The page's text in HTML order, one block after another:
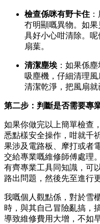
檢查係咪有野卡住
冇明顯嘅異物。如
具好小心咁清除。
扇葉。
清潔塵埃 ：如果係
吸塵機，仔細清理
清潔乾淨，把風扇就
第二步：判斷是否需要專
如果你做完以上簡單檢查
悉點樣安全操作，咁就千
果涉及電路板、摩打或者
交給專業嘅維修師傅處理
有齊專業工具同知識，可
路出問題，然後先至進行
我嘅個人觀點係，對於雪
時，與其自己冒險亂搞，
導致維修費用大增，不如